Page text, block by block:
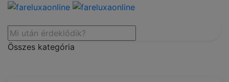
Összes kategória